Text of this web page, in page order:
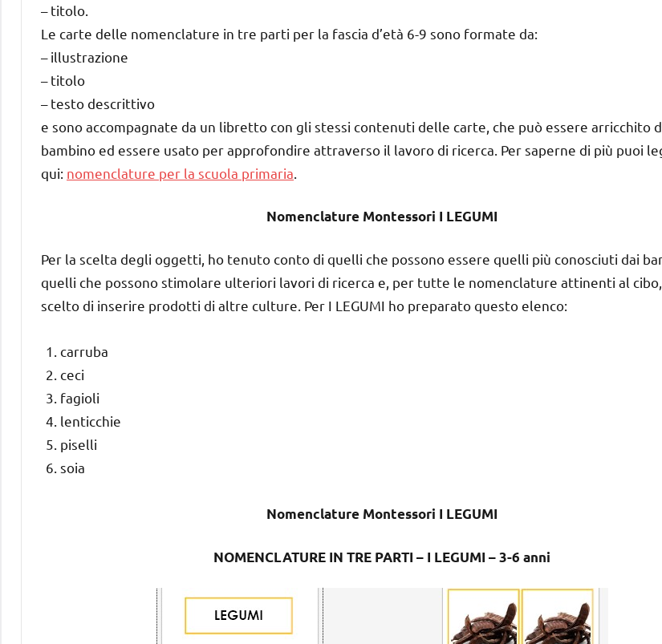
– titolo.
Le carte delle nomenclature in tre parti per la fascia d’età 6-9 sono formate da:
– illustrazione
– titolo
– testo descrittivo
e sono accompagnate da un libretto con gli stessi contenuti delle carte, che può essere arricchito
bambino ed essere usato per approfondire attraverso il lavoro di ricerca. Per saperne di più puoi
qui: nomenclature per la scuola primaria
Nomenclature Montessori I LEGUMI
Per la scelta degli oggetti, ho tenuto conto di quelli che possono essere quelli più conosciuti dai
quelli che possono stimolare ulteriori lavori di ricerca e, per tutte le nomenclature attinenti al
scelto di inserire prodotti di altre culture. Per I LEGUMI ho preparato questo elenco:
carruba
ceci
fagioli
lenticchie
piselli
soia
Nomenclature Montessori I LEGUMI
NOMENCLATURE IN TRE PARTI – I LEGUMI – 3-6 anni